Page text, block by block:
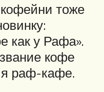
тоже
как у Рафа».
кофе
раф-кафе.